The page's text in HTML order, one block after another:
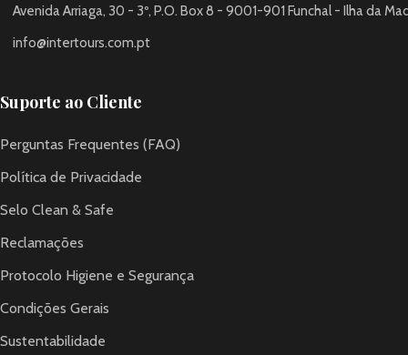
Avenida Arriaga, 30 - 3º, P.O. Box 8 - 9001-901 Funchal - Ilha da
info@intertours.com.pt
Suporte ao Cliente
Perguntas Frequentes (FAQ)
Política de Privacidade
Selo Clean & Safe
Reclamações
Protocolo Higiene e Segurança
Condições Gerais
Sustentabilidade